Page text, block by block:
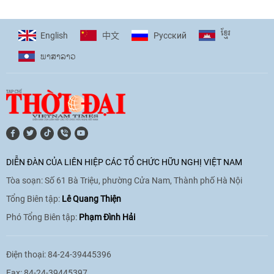
phó với biến đổi khí hậu
17:07|09/06/2026
[Video] Lào dành ưu tiên hàng đầu cho
quan hệ với Việt Nam
11:01 |09/06/2026
[Video] Doanh nghiệp Hoa Kỳ hỗ trợ
Việt Nam xác định danh tính người mất
English 中文 Pусский ខ្មែរ
ພາ​ສາ​ລາວ
DIỄN ĐÀN CỦA LIÊN HIỆP CÁC TỔ CHỨC HỮU NGHỊ VIỆT NAM
Tòa soạn: Số 61 Bà Triệu, phường Cửa Nam, Thành phố Hà Nội
Tổng Biên tập: Lê Quang Thiện
Phó Tổng Biên tập: Phạm Đình Hải
Điện thoại: 84-24-39445396